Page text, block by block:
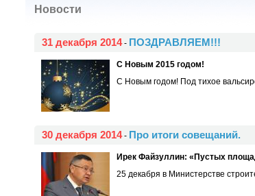
Новости
31 декабря 2014- ПОЗДРАВЛЯЕМ!!!
С Новым 2015 годом!
С Новым годом! Под тихое
30 декабря 2014- Про итоги совещаний.
Ирек Файзуллин: «Пустых
25 декабря в Министерстве